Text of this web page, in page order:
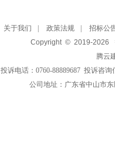
关于我们 政策法规
招标公
Copyright © 2019-2026
腾云
投诉电话：0760-88889687 投诉咨
公司地址：广东省中山市